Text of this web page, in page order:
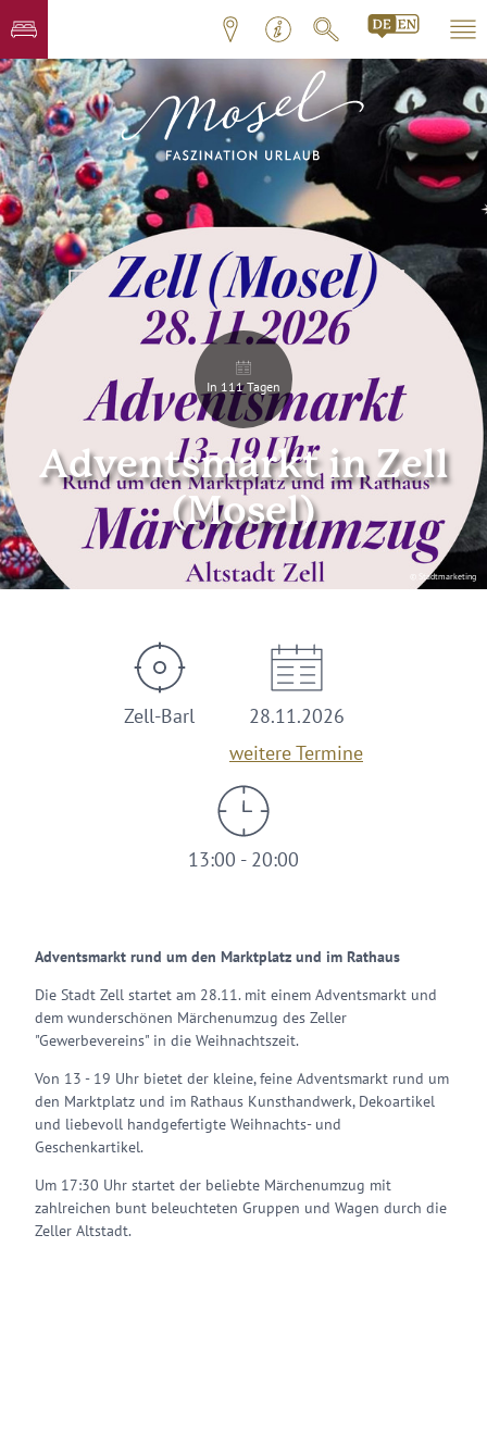
© Stadtmarketing
In 111 Tagen
Adventsmarkt in Zell
(Mosel)
Zell-Barl
28.11.2026
weitere Termine
13:00 - 20:00
Adventsmarkt rund um den Marktplatz und im Rathaus
Die Stadt Zell startet am 28.11. mit einem Adventsmarkt und
dem wunderschönen Märchenumzug des Zeller
"Gewerbevereins" in die Weihnachtszeit.
Von 13 - 19 Uhr bietet der kleine, feine Adventsmarkt rund um
den Marktplatz und im Rathaus Kunsthandwerk, Dekoartikel
und liebevoll handgefertigte Weihnachts- und
Geschenkartikel.
Um 17:30 Uhr startet der beliebte Märchenumzug mit
zahlreichen bunt beleuchteten Gruppen und Wagen durch die
Zeller Altstadt.